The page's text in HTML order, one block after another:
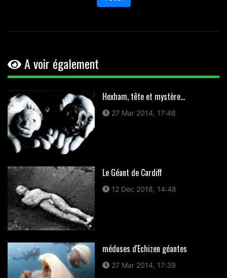
A voir également
Hexham, tête et mystère...
27 Mar 2014, 17:46
Le Géant de Cardiff
12 Dec 2018, 14:48
méduses d'Echizen géantes
27 Mar 2014, 17:39